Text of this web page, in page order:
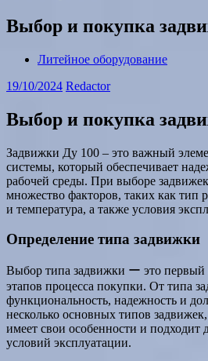
Выбор и покупка
Литейное оборудование
19/10/2024 Redactor
Выбор и покупка
Задвижки Ду 100 ‒ это важный
системы, который обеспечивает
рабочей среды. При выборе
множество факторов, таких как тип
и температура, а также условия
Определение типа задвижки
Выбор типа задвижки ー это
этапов процесса покупки. От типа
функциональность, надежность и
несколько основных типов
имеет свои особенности и подходит
условий эксплуатации.